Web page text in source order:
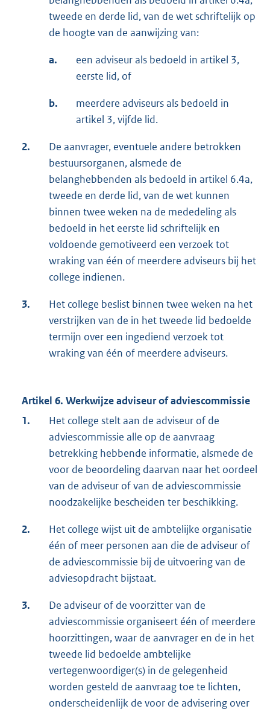
tweede en derde lid, van de wet schriftelijk op
de hoogte van de aanwijzing van:
a.
een adviseur als bedoeld in artikel 3,
eerste lid, of
b.
meerdere adviseurs als bedoeld in
artikel 3, vijfde lid.
2.
De aanvrager, eventuele andere betrokken
bestuursorganen, alsmede de
belanghebbenden als bedoeld in artikel 6.4a,
tweede en derde lid, van de wet kunnen
binnen twee weken na de mededeling als
bedoeld in het eerste lid schriftelijk en
voldoende gemotiveerd een verzoek tot
wraking van één of meerdere adviseurs bij het
college indienen.
3.
Het college beslist binnen twee weken na het
verstrijken van de in het tweede lid bedoelde
termijn over een ingediend verzoek tot
wraking van één of meerdere adviseurs.
Artikel 6. Werkwijze adviseur of adviescommissie
1.
Het college stelt aan de adviseur of de
adviescommissie alle op de aanvraag
betrekking hebbende informatie, alsmede de
voor de beoordeling daarvan naar het oordeel
van de adviseur of van de adviescommissie
noodzakelijke bescheiden ter beschikking.
2.
Het college wijst uit de ambtelijke organisatie
één of meer personen aan die de adviseur of
de adviescommissie bij de uitvoering van de
adviesopdracht bijstaat.
3.
De adviseur of de voorzitter van de
adviescommissie organiseert één of meerdere
hoorzittingen, waar de aanvrager en de in het
tweede lid bedoelde ambtelijke
vertegenwoordiger(s) in de gelegenheid
worden gesteld de aanvraag toe te lichten,
onderscheidenlijk de voor de advisering over